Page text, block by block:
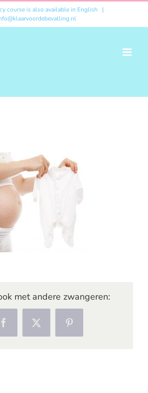
course is also available in English
|
met andere zwangeren:
FacebookX Pinterest